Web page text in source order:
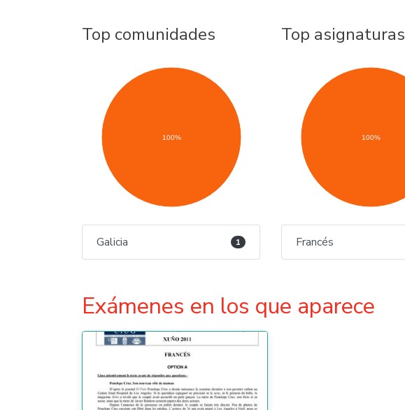
Top comunidades
100%
Galicia 1
Top asignaturas
100%
Francés
Exámenes en los que aparece